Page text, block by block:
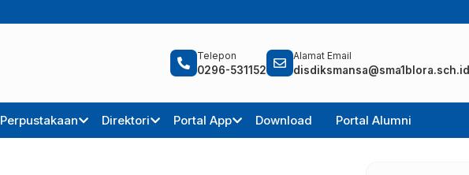
Telepon
0296-531152
Alamat Email
disdiksmansa@sma1blora.sch.id
Perpustakaan Direktori Portal App Download Portal Alumni